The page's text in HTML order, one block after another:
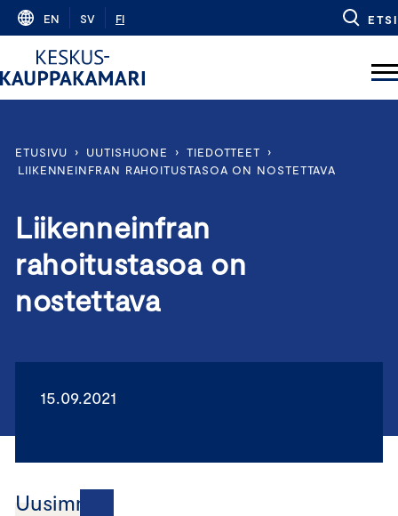
Skip
content
EN SV FI ETSI
ETUSIVU › UUTISHUONE › TIEDOTTEET
›
LIIKENNEINFRAN RAHOITUSTASOA ON NOSTETTAVA
Liikenneinfran
rahoitustasoa on
nostettava
15.09.2021
Uusimmat